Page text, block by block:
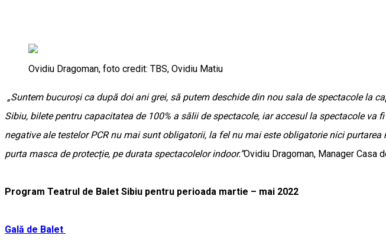
Ovidiu Dragoman, foto credit: TBS, Ovidiu Matiu
„Suntem bucuroși ca după doi ani grei, să putem deschide din nou sala de spectacole la
Sibiu, bilete pentru capacitatea de 100% a sălii de spectacole, iar accesul la spectacole
negative ale testelor PCR nu mai sunt obligatorii, la fel nu mai este obligatorie nici
purta masca de protecție, pe durata spectacolelor indoor.”Ovidiu Dragoman, Manager Casa
Program Teatrul de Balet Sibiu pentru perioada martie – mai 2022
Gală de Balet